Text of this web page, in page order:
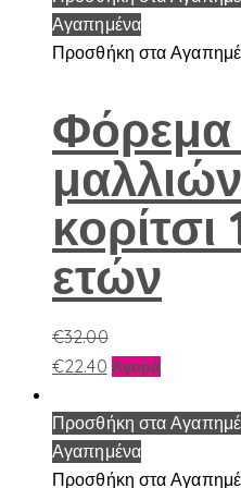
επιλογές
μπορούν
να
επιλεγούν
στη
σελίδα
του
Αγαπημένα
Προσθήκη στα
Φόρεμα
κορίτσι
ετών
€32.00
€22.40 ΑγοράΑυτό
προϊόν
Προσθήκη στα
Αγαπημένα
Προσθήκη στα